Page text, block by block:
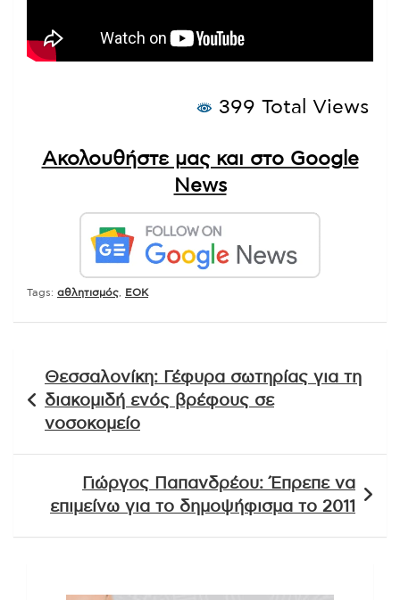
399 Total Views
Ακολουθήστε μας και στο Google
News
Tags: αθλητισμός ΕΟΚ
άρθρων
Θεσσαλονίκη: Γέφυρα σωτηρίας για τη
διακομιδή ενός βρέφους σε
νοσοκομείο
Γιώργος Παπανδρέου: Έπρεπε να
επιμείνω για το δημοψήφισμα το 2011